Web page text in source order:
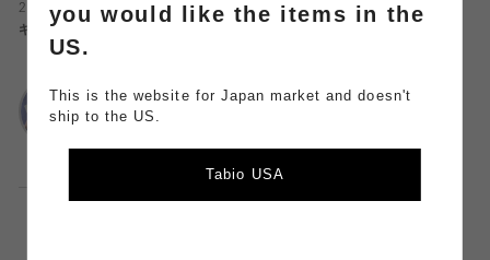
2023.12.06
ギフトラッピング無料キャンペーン
Tabio
東武船橋店
you would like the items in the
US.
This is the website for Japan market and doesn't
ship to the US.
Tabio USA